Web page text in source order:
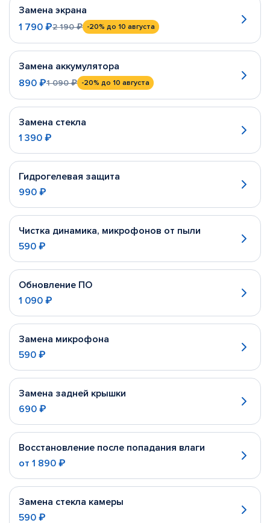
Замена экрана
1 790 ₽2 190 ₽ -20% до 10 августа
Замена аккумулятора
890 ₽1 090 ₽ -20% до 10 августа
Замена стекла
1 390 ₽
Гидрогелевая защита
990 ₽
Чистка динамика, микрофонов от пыли
590 ₽
Обновление ПО
1 090 ₽
Замена микрофона
590 ₽
Замена задней крышки
690 ₽
Восстановление после попадания влаги
от 1 890 ₽
Замена стекла камеры
590 ₽